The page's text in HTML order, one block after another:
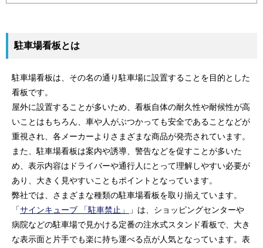
駐車場看板とは
駐車場看板は、その名の通り駐車場に設置することを目的とした
看板です。
屋外に設置することが多いため、看板自体の耐久性や耐候性が高
いことはもちろん、車や人がぶつかっても安全であることなどが
重視され、各メーカーよりさまざまな商品が発売されています。
また、駐車場看板は案内や誘導、警告などを促すことが多いた
め、表示内容はドライバーや通行人にとって理解しやすい必要が
あり、大きく見やすいこともポイントとなっています。
弊社では、さまざまな種類の駐車場看板を取り揃えています。
「サインキューブ 「駐車禁止」
」は、ショッピングセンターや
病院などの駐車場で見かける定番の注水式スタンド看板で、大き
な表示面と片手でも楽に持ち運べる点が人気となっています。表